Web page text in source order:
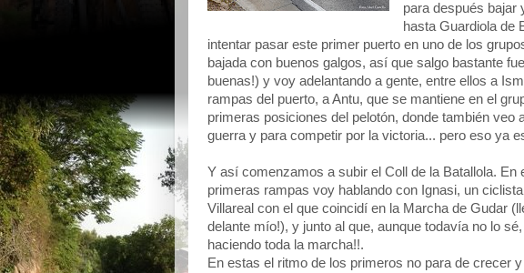
para después bajar
hasta Guardiola de
intentar pasar este primer puerto en uno de los
bajada con buenos galgos, así que salgo bastante
buenas!) y voy adelantando a gente, entre ellos a
rampas del puerto, a Antu, que se mantiene en el
primeras posiciones del pelotón, donde también veo
guerra y para competir por la victoria... pero eso ya
Y así comenzamos a subir el Coll de la Batallola. En
primeras rampas voy hablando con Ignasi, un
Villareal con el que coincidí en la Marcha de Gudar
delante mío!), y junto al que, aunque todavía no lo
haciendo toda la marcha!!.
En estas el ritmo de los primeros no para de crecer y